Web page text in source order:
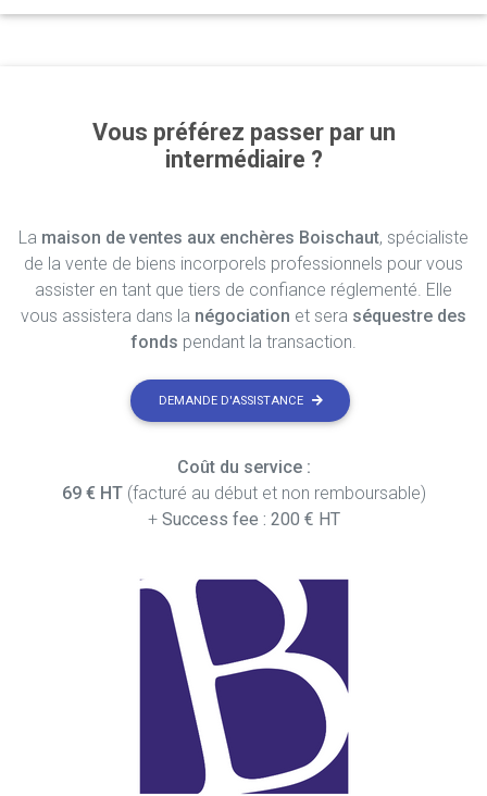
Vous préférez passer par un
intermédiaire ?
La maison de ventes aux enchères Boischaut, spécialiste
de la vente de biens incorporels professionnels pour vous
assister en tant que tiers de confiance réglementé. Elle
vous assistera dans la négociation et sera séquestre des
fonds pendant la transaction.
DEMANDE D'ASSISTANCE
Coût du service :
69 € HT(facturé au début et non remboursable)
+ Success fee : 200 € HT